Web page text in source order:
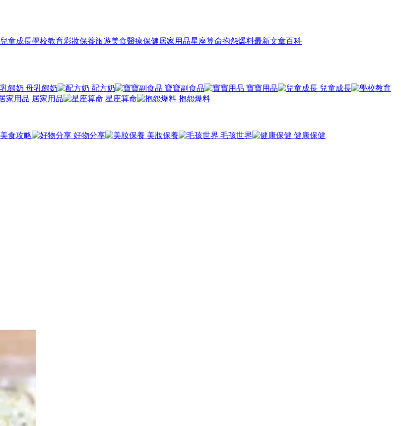
兒童成長學校教育彩妝保養旅遊美食醫療保健居家用品星座算命抱怨爆料最新文章百科
母乳餵奶 配方奶 寶寶副食品 寶寶用品
兒童成長
居家用品 星座算命 抱怨爆料
美食攻略 好物分享 美妝保養 毛孩世界 健康保健